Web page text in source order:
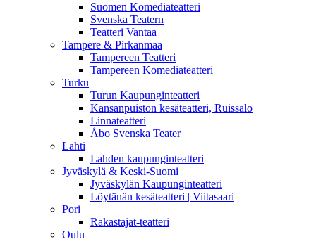
Suomen Komediateatteri
Svenska Teatern
Teatteri Vantaa
Tampere & Pirkanmaa
Tampereen Teatteri
Tampereen Komediateatteri
Turku
Turun Kaupunginteatteri
Kansanpuiston kesäteatteri, Ruissalo
Linnateatteri
Åbo Svenska Teater
Lahti
Lahden kaupunginteatteri
Jyväskylä & Keski-Suomi
Jyväskylän Kaupunginteatteri
Löytänän kesäteatteri | Viitasaari
Pori
Rakastajat-teatteri
Oulu